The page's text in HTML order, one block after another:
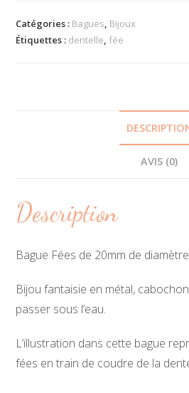
Fées
Catégories : Bagues, Bijoux
Étiquettes : dentelle, fée
AVIS (0)
Description
Bague Fées de 20mm de
Bijou fantaisie en métal,
passer sous l’eau.
L’illustration dans cette bague
fées en train de coudre de la